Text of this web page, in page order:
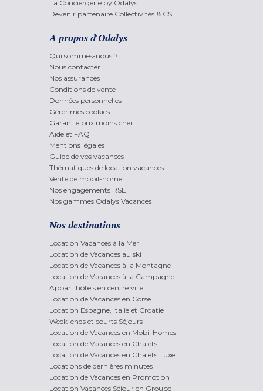
La Conciergerie by Odalys
Devenir partenaire Collectivités & CSE
A propos d'Odalys
Qui sommes-nous ?
Nous contacter
Nos assurances
Conditions de vente
Données personnelles
Gérer mes cookies
Garantie prix moins cher
Aide et FAQ
Mentions légales
Guide de vos vacances
Thématiques de location vacances
Vente de mobil-home
Nos engagements RSE
Nos gammes Odalys Vacances
Nos destinations
Location Vacances à la Mer
Location de Vacances au ski
Location de Vacances à la Montagne
Location de Vacances à la Campagne
Appart'hôtels en centre ville
Location de Vacances en Corse
Location Espagne, Italie et Croatie
Week-ends et courts Séjours
Location de Vacances en Mobil Homes
Location de Vacances en Chalets
Location de Vacances en Chalets Luxe
Locations de dernières minutes
Location de Vacances en Promotion
Location Vacances Séjour en Groupe